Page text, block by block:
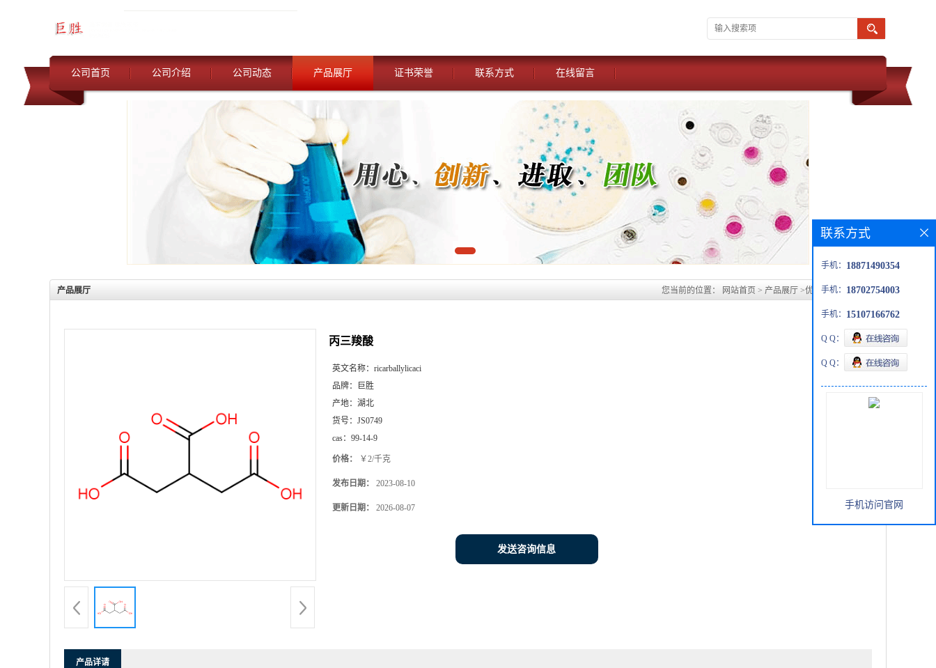
公司首页 公司介绍 公司动态 产品展厅 证书荣誉 联系方式 在线留言
产品展厅 您当前的位置： 网站首页 > 产品展厅 >优势品种> 丙三羧酸
丙三羧酸
英文名称： ricarballylicaci
品牌：
巨胜
产地： 湖北
货号： JS0749
cas： 99-14-9
价格： ￥2/千克
发布日期： 2023-08-10
更新日期： 2026-08-07
发送咨询信息
产品详请
联系方式
手机： 18871490354
手机： 18702754003
手机： 15107166762
Q Q：
Q Q：
手机访问官网